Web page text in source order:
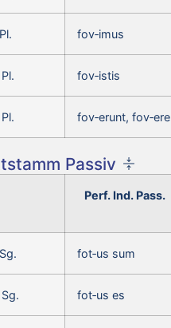
fov‑imus
fov‑istis
fov‑erunt, fov‑ere
Passiv
Perf. Ind. Pass.
fot‑us sum
fot‑us es